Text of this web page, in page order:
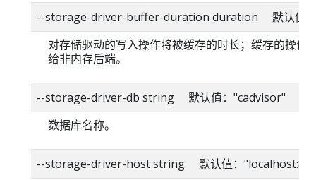
--storage-driver-buffer-duration duration 默认值
对存储驱动的写入操作将被缓存的时长；缓存的操作
给非内存后端。
--storage-driver-db string 默认值："cadvisor"
数据库名称。
--storage-driver-host string 默认值：